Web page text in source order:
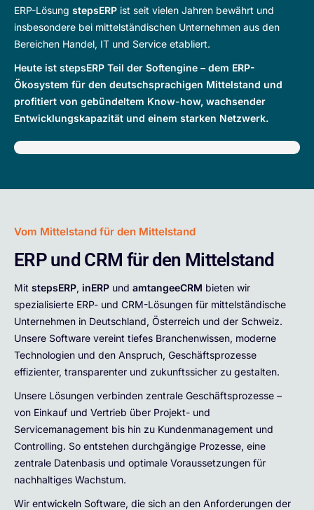
ERP-Lösung stepsERP ist seit vielen Jahren bewährt und
insbesondere bei mittelständischen Unternehmen aus den
Bereichen Handel, IT und Service etabliert.
Heute ist stepsERP Teil der Softengine – dem ERP-
Ökosystem für den deutschsprachigen Mittelstand und
profitiert von gebündeltem Know-how, wachsender
Entwicklungskapazität und einem starken Netzwerk.
Vom Mittelstand für den Mittelstand
ERP und CRM für den Mittelstand
Mit stepsERP, inERP und amtangeeCRM bieten wir
spezialisierte ERP- und CRM-Lösungen für mittelständische
Unternehmen in Deutschland, Österreich und der Schweiz.
Unsere Software vereint tiefes Branchenwissen, moderne
Technologien und den Anspruch, Geschäftsprozesse
effizienter, transparenter und zukunftssicher zu gestalten.
Unsere Lösungen verbinden zentrale Geschäftsprozesse –
von Einkauf und Vertrieb über Projekt- und
Servicemanagement bis hin zu Kundenmanagement und
Controlling. So entstehen durchgängige Prozesse, eine
zentrale Datenbasis und optimale Voraussetzungen für
nachhaltiges Wachstum.
Wir entwickeln Software, die sich an den Anforderungen der